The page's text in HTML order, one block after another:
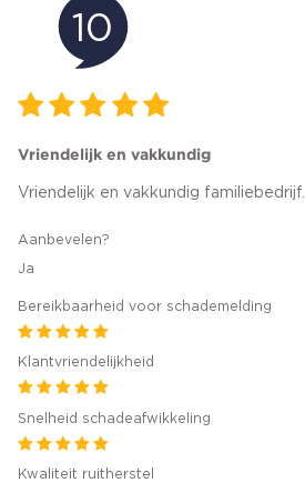
10
Vriendelijk en vakkundig
Vriendelijk en vakkundig familiebedrijf.
Aanbevelen?
Ja
Bereikbaarheid voor schademelding
Klantvriendelijkheid
Snelheid schadeafwikkeling
Kwaliteit ruitherstel